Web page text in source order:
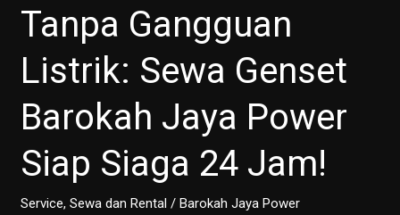
Tanpa Gangguan
Listrik: Sewa Genset
Barokah Jaya Power
Siap Siaga 24 Jam!
Service,Sewa dan Rental /Barokah Jaya Power